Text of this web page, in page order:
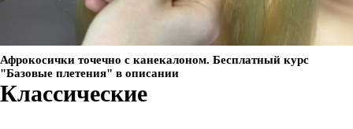
Афрокосички точечно с канекалоном. Бесплатный курс
"Базовые плетения" в описании
Классические